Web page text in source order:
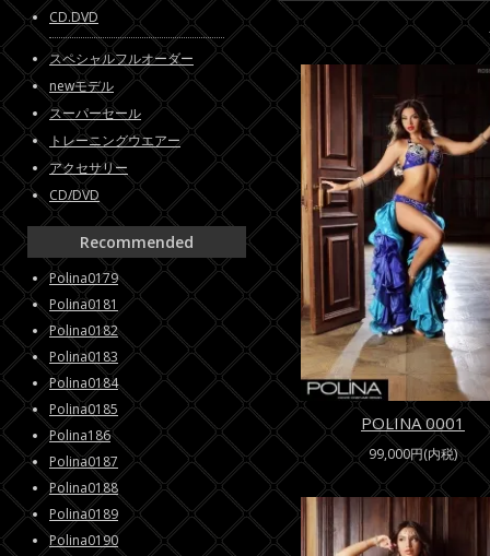
POLINA 0001
99,000円(内税)
CD.DVD
スペシャルフルオーダー
newモデル
スーパーセール
トレーニングウエアー
アクセサリー
CD/DVD
Recommended
Polina0179
Polina0181
Polina0182
Polina0183
Polina0184
Polina0185
Polina186
Polina0187
Polina0188
Polina0189
Polina0190